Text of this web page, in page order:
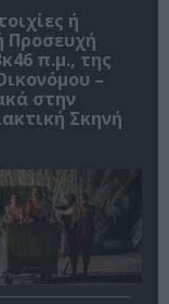
ή
Προσευχή
π.μ., της
–
στην
Σκηνή